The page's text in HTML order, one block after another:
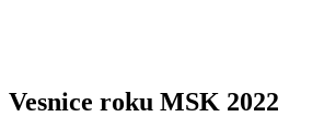
Vesnice roku MSK 2022